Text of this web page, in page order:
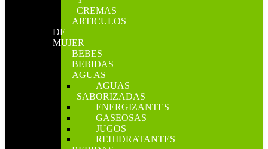
CREMAS
ARTICULOS
DE
MUJER
BEBES
BEBIDAS
AGUAS
AGUAS
SABORIZADAS
ENERGIZANTES
GASEOSAS
JUGOS
REHIDRATANTES